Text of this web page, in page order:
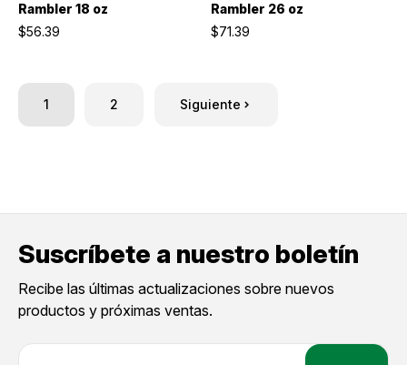
Rambler 18 oz
$56.39
Rambler 26 oz
$71.39
1 2 Siguiente
Suscríbete a nuestro boletín
Recibe las últimas actualizaciones sobre nuevos
productos y próximas ventas.